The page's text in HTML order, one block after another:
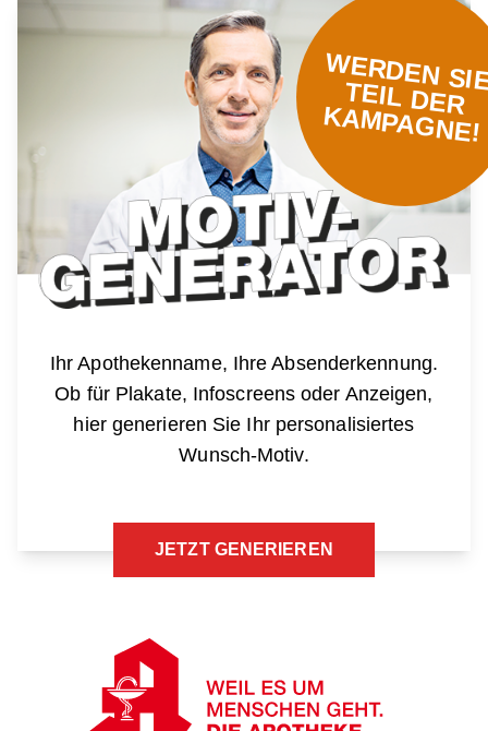
ERDEN
TEIL
NE!
Ihr Apothekenname, Ihre Absenderkennung.
Ob für Plakate, Infoscreens oder Anzeigen,
hier generieren Sie Ihr personalisiertes
Wunsch-Motiv.
JETZT GENERIEREN